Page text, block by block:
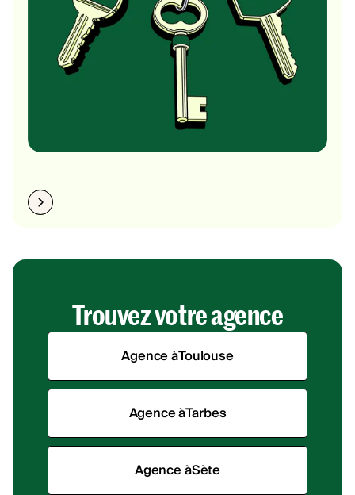
Trouvez votre agence
Agence àToulouse
Agence àTarbes
Agence àSète